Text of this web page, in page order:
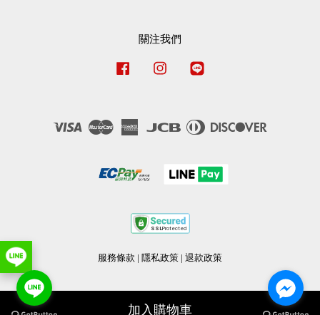
加入購物車
關注我們
Facebook Instagram
Visa Master
American
JCB
Diners
服務條款 | 隱私政策 | 退款政策